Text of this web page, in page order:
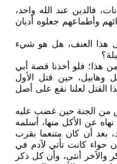
فالدين عند الله واحد،
وأطماعهم جعلوه أديان
هذا العنف، هل هو شيء
هذا؛ فلو أخذنا قصة أبي
وهابيل، حين قتل الأول
القتل لعلنا نقع على أصل
من الجنة حين غضب عليه
عن الأكل منها، أسلمه
بعد أن كان متنعما بقرب
حواء كانت تأتي لآدم في
والآخر أنثى، وأن كل ذكر